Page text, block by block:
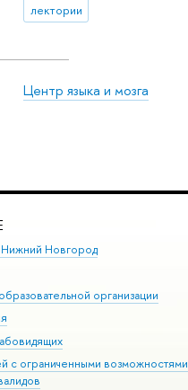
лектории
Центр языка и мозга
Новгород
организации
с ограниченными возможностями